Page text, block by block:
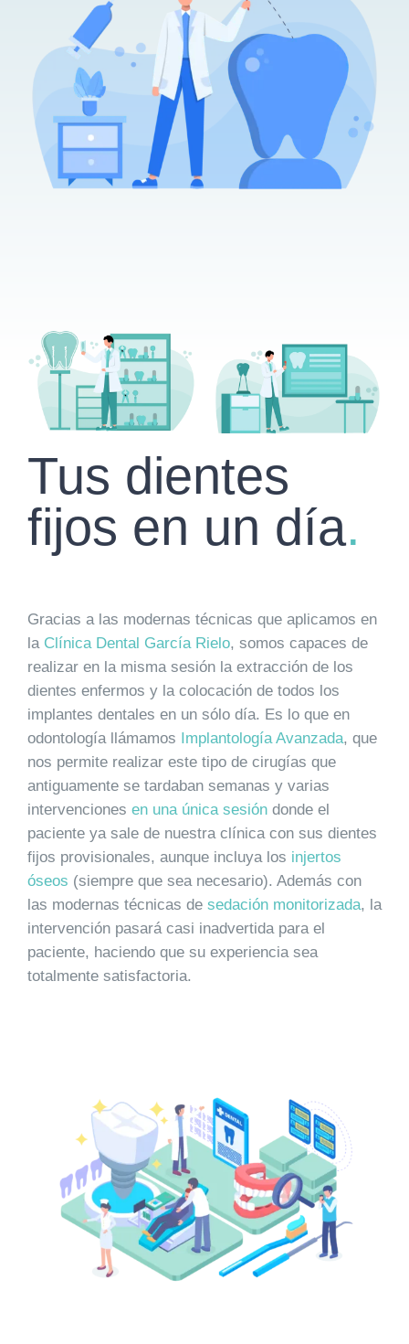
EQUIPO
DIENTES FIJOS EN UN DÍA
ESPECIALIDADES
MAXILOFACIAL
Tus dientes
fijos en un día.
Gracias a las modernas técnicas que aplicamos en
la Clínica Dental García Rielo, somos capaces de
realizar en la misma sesión la extracción de los
dientes enfermos y la colocación de todos los
implantes dentales en un sólo día. Es lo que en
odontología llámamos Implantología Avanzada, que
nos permite realizar este tipo de cirugías que
antiguamente se tardaban semanas y varias
intervenciones en una única sesióndonde el
paciente ya sale de nuestra clínica con sus dientes
fijos provisionales, aunque incluya los injertos
óseos (siempre que sea necesario). Además con
las modernas técnicas de sedación monitorizada, la
intervención pasará casi inadvertida para el
paciente, haciendo que su experiencia sea
totalmente satisfactoria.